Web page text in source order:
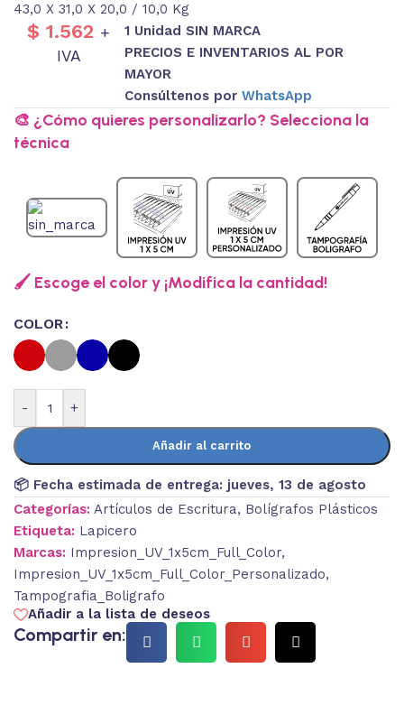
43,0 X 31,0 X 20,0 / 10,0 Kg
$ 1.562 +
IVA
1 Unidad SIN MARCA
PRECIOS E INVENTARIOS AL POR
MAYOR
Consúltenos por WhatsApp
🎨 ¿Cómo quieres personalizarlo? Selecciona la
técnica
🖌️ Escoge el color y ¡Modifica la cantidad!
COLOR
- +
Añadir al carrito
📦 Fecha estimada de entrega: jueves, 13 de agosto
Categorías: Artículos de Escritura, Bolígrafos Plásticos
Etiqueta: Lapicero
Marcas: Impresion_UV_1x5cm_Full_Color,
Impresion_UV_1x5cm_Full_Color_Personalizado,
Tampografia_Boligrafo
Añadir a la lista de deseos
Compartir en: